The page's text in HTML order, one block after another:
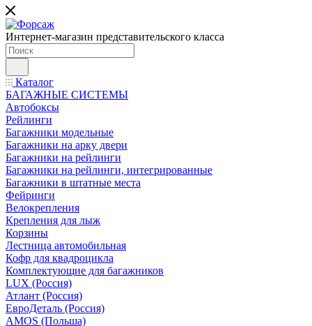
Интернет-магазин представительского класса
Каталог
БАГАЖНЫЕ СИСТЕМЫ
Автобоксы
Рейлинги
Багажники модельные
Багажники на арку двери
Багажники на рейлинги
Багажники на рейлинги, интегрированные
Багажники в штатные места
Фейринги
Велокрепления
Крепления для лыж
Корзины
Лестница автомобильная
Кофр для квадроцикла
Комплектующие для багажников
LUX (Россия)
Атлант (Россия)
ЕвроДеталь (Россия)
AMOS (Польша)